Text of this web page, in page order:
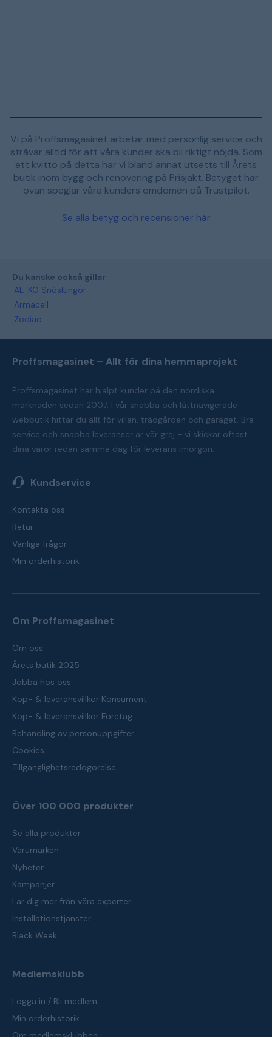
Vi på Proffsmagasinet arbetar med personlig service och
strävar alltid för att våra kunder ska bli riktigt nöjda. Som
ett kvitto på detta har vi bland annat utsetts till Årets
butik inom bygg och renovering på Prisjakt. Betyget här
ovan speglar våra kunders omdömen på Trustpilot.
Se alla betyg och recensioner här
Du kanske också gillar
AL-KO Snöslungor
Armacell
Zodiac
Proffsmagasinet – Allt för dina hemmaprojekt
Proffsmagasinet har hjälpt kunder på den nordiska
marknaden sedan 2007. I vår snabba och lättnavigerade
webbutik hittar du allt för villan, trädgården och garaget. Bra
service och snabba leveranser är vår grej - vi skickar oftast
dina varor redan samma dag för leverans imorgon.
Kundservice
Kontakta oss
Retur
Vanliga frågor
Min orderhistorik
Om Proffsmagasinet
Om oss
Årets butik 2025
Jobba hos oss
Köp- & leveransvillkor Konsument
Köp- & leveransvillkor Företag
Behandling av personuppgifter
Cookies
Tillgänglighetsredogörelse
Över 100 000 produkter
Se alla produkter
Varumärken
Nyheter
Kampanjer
Lär dig mer från våra experter
Installationstjänster
Black Week
Medlemsklubb
Logga in / Bli medlem
Min orderhistorik